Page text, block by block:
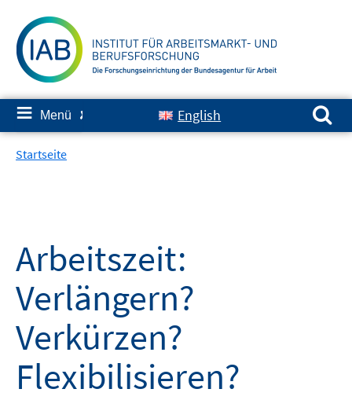
zum
Inhalt
≡ Menü ✘ English
Suchen nach:
Startseite
Arbeitszeit:
Verlängern?
Verkürzen?
Flexibilisieren?